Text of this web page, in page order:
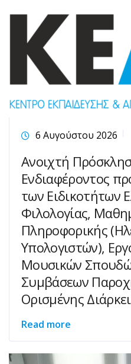
6 Αυγούστου 2026
Ανοιχτή
Ενδιαφέροντος
των Ειδικοτήτων
Φιλολογίας,
Πληροφορικής
Υπολογιστών),
Μουσικών
Συμβάσεων
Ορισμένης
Read more